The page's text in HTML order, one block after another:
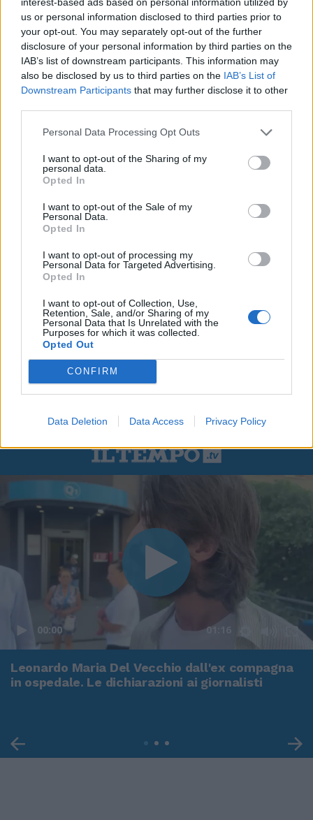
us or personal information disclosed to third parties prior to
your opt-out. You may separately opt-out of the further
disclosure of your personal information by third parties on the
IAB’s list of downstream participants. This information may
also be disclosed by us to third parties on the IAB’s List of
Downstream Participants that may further disclose it to other
Personal Data Processing Opt Outs
I want to opt-out of the Sharing of my
personal data.
Opted In
I want to opt-out of the Sale of my
Personal Data.
Opted In
I want to opt-out of processing my
Personal Data for Targeted Advertising.
Opted In
I want to opt-out of Collection, Use,
Retention, Sale, and/or Sharing of my
Personal Data that Is Unrelated with the
Purposes for which it was collected.
Opted Out
CONFIRM
Data Deletion Data Access Privacy Policy
00:00 01:16
Leonardo Maria Del Vecchio dall'ex compagna
in ospedale. Le dichiarazioni ai giornalisti